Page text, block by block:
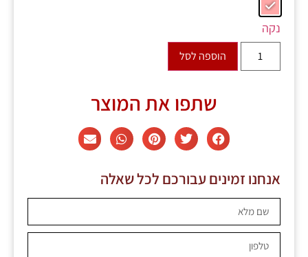
נקה
הוספה לסל
שתפו את המוצר
אנחנו זמינים עבורכם לכל שאלה